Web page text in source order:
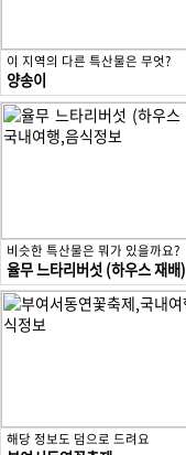
이 지역의 다른 특산물은 무엇?
양송이
비슷한 특산물은 뭐가 있을까요?
율무 느타리버섯 (하우스 재배)
해당 정보도 덤으로 드려요